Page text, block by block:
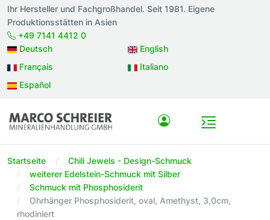
Ihr Hersteller und Fachgroßhandel. Seit 1981. Eigene
Produktionsstätten in Asien
+49 7141 4412 0
Deutsch
English
Français
Italiano
Español
Startseite
Chili Jewels - Design-Schmuck
weiterer Edelstein-Schmuck mit Silber
Schmuck mit Phosphosiderit
Ohrhänger Phosphosiderit, oval, Amethyst, 3,0cm,
rhodiniert